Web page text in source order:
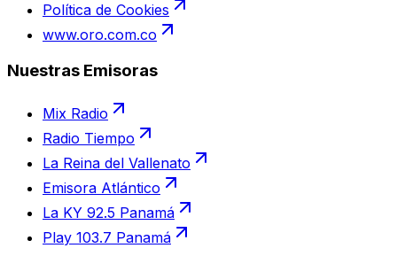
Política de Cookies
www.oro.com.co
Nuestras Emisoras
Mix Radio
Radio Tiempo
La Reina del Vallenato
Emisora Atlántico
La KY 92.5 Panamá
Play 103.7 Panamá